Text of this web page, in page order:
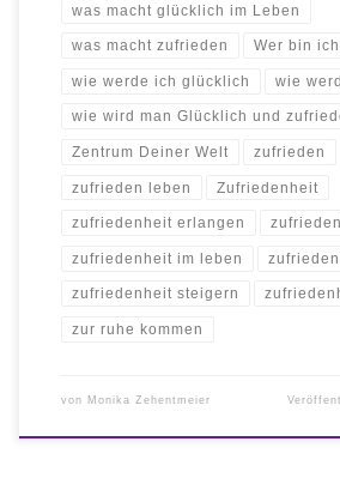
was macht glücklich im Leben
was macht zufrieden Wer bin ich
wie werde ich glücklich wie
wie wird man Glücklich und
Zentrum Deiner Welt zufrieden
zufrieden leben Zufriedenheit
zufriedenheit erlangen
zufriedenheit im leben
zufriedenheit steigern
zur ruhe kommen
von Monika Zehentmeier